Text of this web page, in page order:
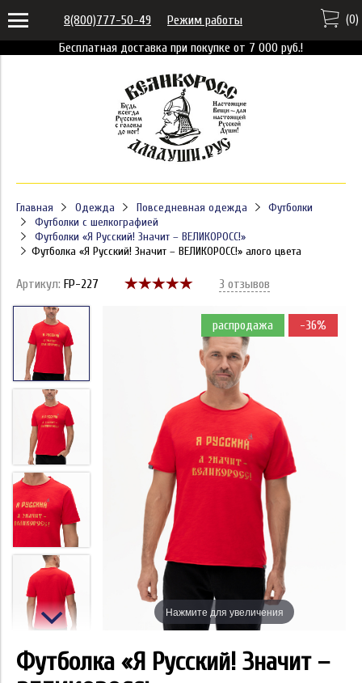
Бесплатная доставка при покупке от 7 000 руб.!
8(800)777-50-49 Режим работы (0)
Главная Одежда Повседневная одежда
Футболки
Футболки с шелкографией
Футболки «Я Русский! Значит – ВЕЛИКОРОСС!»
Футболка «Я Русский! Значит – ВЕЛИКОРОСС!» алого цвета
Артикул: FP-227 3 отзывов
распродажа -36%
Нажмите для увеличения
Футболка «Я Русский! Значит –